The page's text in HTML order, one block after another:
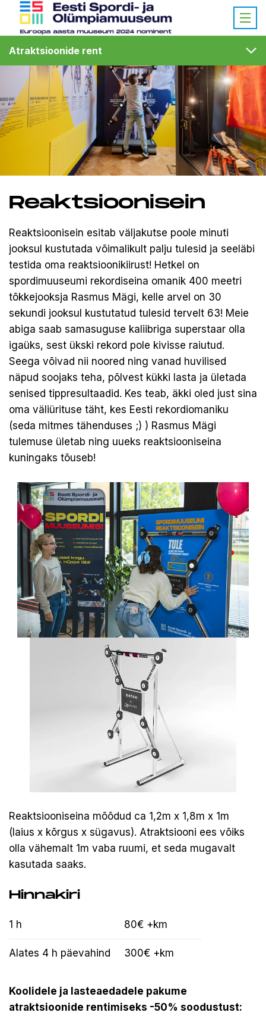
Atraktsioonide rent
Reaktsioonisein
Reaktsioonisein esitab väljakutse poole minuti
jooksul kustutada võimalikult palju tulesid ja seeläbi
testida oma reaktsioonikiirust! Hetkel on
spordimuuseumi rekordiseina omanik 400 meetri
tõkkejooksja Rasmus Mägi, kelle arvel on 30
sekundi jooksul kustutatud tulesid tervelt 63! Meie
abiga saab samasuguse kaliibriga superstaar olla
igaüks, sest ükski rekord pole kivisse raiutud.
Seega võivad nii noored ning vanad huvilised
näpud soojaks teha, põlvest kükki lasta ja ületada
senised tippresultaadid. Kes teab, äkki oled just sina
oma väliürituse täht, kes Eesti rekordiomaniku
(seda mitmes tähenduses ;) ) Rasmus Mägi
tulemuse ületab ning uueks reaktsiooniseina
kuningaks tõuseb!
Reaktsiooniseina mõõdud ca 1,2m x 1,8m x 1m
(laius x kõrgus x sügavus). Atraktsiooni ees võiks
olla vähemalt 1m vaba ruumi, et seda mugavalt
kasutada saaks.
Hinnakiri
1 h 80€ +km
Alates 4 h päevahind 300€ +km
Koolidele ja lasteaedadele pakume
atraktsioonide rentimiseks -50% soodustust: